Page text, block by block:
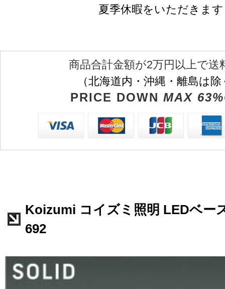
夏季休暇をいただきます
商品合計金額が2万円以上で送
（北海道内・沖縄・離島は
PRICE DOWN MAX
Koizumi コイズミ照明 LEDベー
692